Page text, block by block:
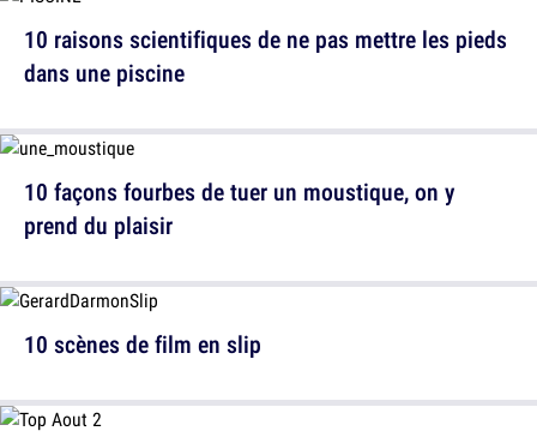
10 façons fourbes de tuer un moustique, on y
prend du plaisir
10 raisons scientifiques de ne pas mettre les pieds
dans une piscine
10 scènes de film en slip